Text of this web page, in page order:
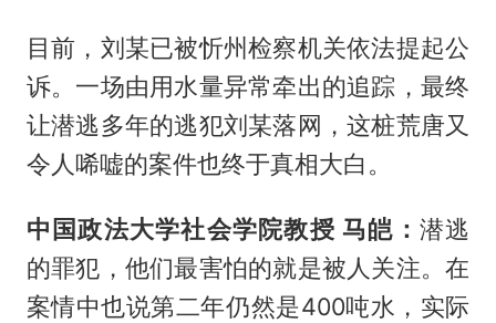
目前，刘某已被忻州检察机关依法提起公
诉。一场由用水量异常牵出的追踪，最终
让潜逃多年的逃犯刘某落网，这桩荒唐又
令人唏嘘的案件也终于真相大白。
中国政法大学社会学院教授 马皑： 潜逃
的罪犯，他们最害怕的就是被人关注。在
案情中也说第二年仍然是400吨水，实际